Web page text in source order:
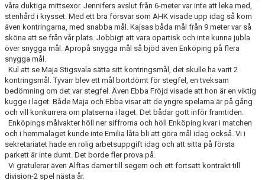
våra duktiga mittsexor. Jennifers avslut från 6-meter var inte att leka med,
stenhård i krysset. Med ett bra försvar som AHK visade upp idag så kom
även kontringarna, med snabba mål. Kajsas båda mål från 9 meter var så
sköna att se från vår plats. Jobbigt att vara opartisk och inte kunna jubla
över snygga mål. Apropå snygga mål så bjöd även Enköping på flera
snygga mål.
Kul att se Maja Stigsvala sätta sitt kontringsmål, det skulle ha varit 2
kontringsmål. Tyvärr blev ett mål bortdömt för stegfel, en tveksam
bedömning om det var stegfel. Även Ebba Fröjd visade att hon är en viktig
kugge i laget. Både Maja och Ebba visar att de yngre spelarna är på gång
och vill konkurrera om platserna i laget. Det bådar gott inför framtiden.
Enköpings målvakter höll ner siffrorna och höll Enköping kvar i matchen
och i hemmalaget kunde inte Emilia låta bli att göra mål idag också. Vi i
sekretariatet hade en rolig arbetsuppgift idag och att sitta på första
parkett är inte dumt. Det borde fler prova på.
Vi gratulerar även Alftas damer till segern och ett fortsatt kontrakt till
division-2 spel nästa år.